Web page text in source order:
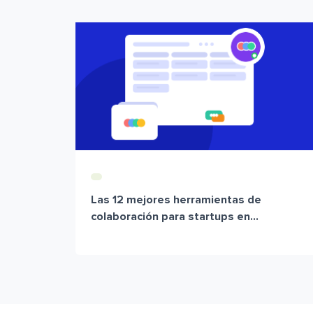
Las 12 mejores herramientas de
colaboración para startups en...